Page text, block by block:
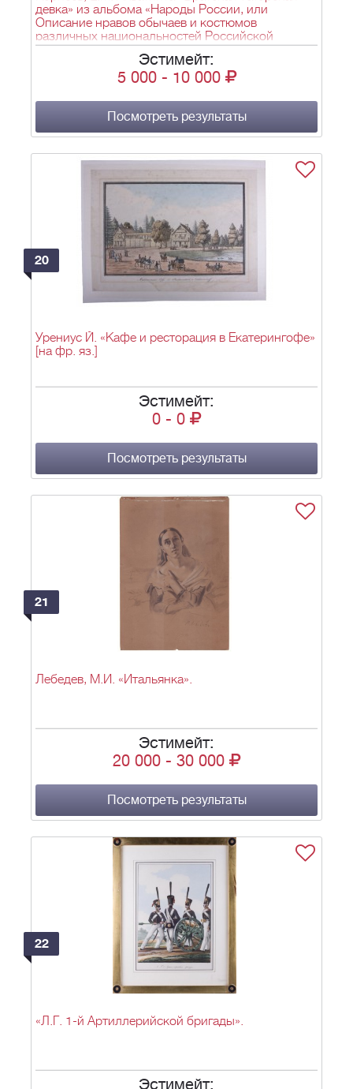
девка» из альбома «Народы России, или
Описание нравов обычаев и костюмов
различных национальностей Российской
империи». - 1 л.
Эстимейт:
5 000- 10 000
Посмотреть результаты
20
Урениус Й. «Кафе и ресторация в Екатерингофе»
[на фр. яз.]
Эстимейт:
0 - 0
Посмотреть результаты
21
Лебедев, М.И. «Итальянка».
Эстимейт:
20 000 - 30 000
Посмотреть результаты
22
«Л.Г. 1-й Артиллерийской бригады».
Эстимейт: